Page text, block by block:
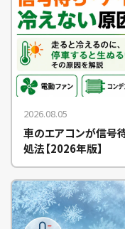
2026.08.05
車のエアコンが信号
処法【2026年版】
電話で査定する
0120-8148-52